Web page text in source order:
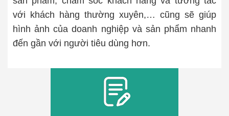
với khách hàng thường xuyên,… cũng sẽ giúp
hình ảnh của doanh nghiệp và sản phẩm nhanh
đến gần với người tiêu dùng hơn.